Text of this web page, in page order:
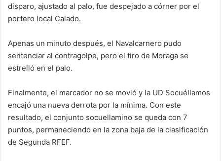
disparo, ajustado al palo, fue despejado a córner por el
portero local Calado.
Apenas un minuto después, el Navalcarnero pudo
sentenciar al contragolpe, pero el tiro de Moraga se
estrelló en el palo.
Finalmente, el marcador no se movió y la UD Socuéllamos
encajó una nueva derrota por la mínima. Con este
resultado, el conjunto socuellamino se queda con 7
puntos, permaneciendo en la zona baja de la clasificación
de Segunda RFEF.